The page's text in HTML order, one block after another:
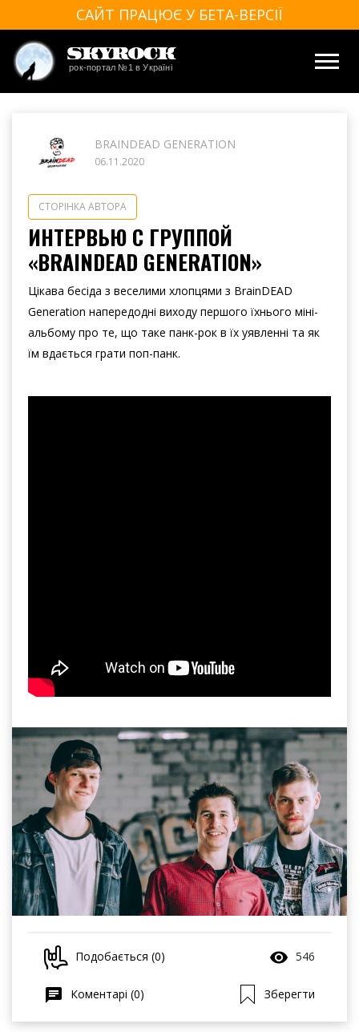
САЙТ ПРАЦЮЄ У БЕТА-ВЕРСІЇ
SkyRock
рок-портал №1 в Україні
BRAINDEAD GENERATION
06.11.2020
СТОРІНКА АВТОРА
ИНТЕРВЬЮ С ГРУППОЙ
«BRAINDEAD GENERATION»
Цікава бесіда з веселими хлопцями з BrainDEAD
Generation напередодні виходу першого їхнього міні-
альбому про те, що таке панк-рок в їх уявленні та як
їм вдається грати поп-панк.
Подобається (0) 546
Коментарі (0) Зберегти